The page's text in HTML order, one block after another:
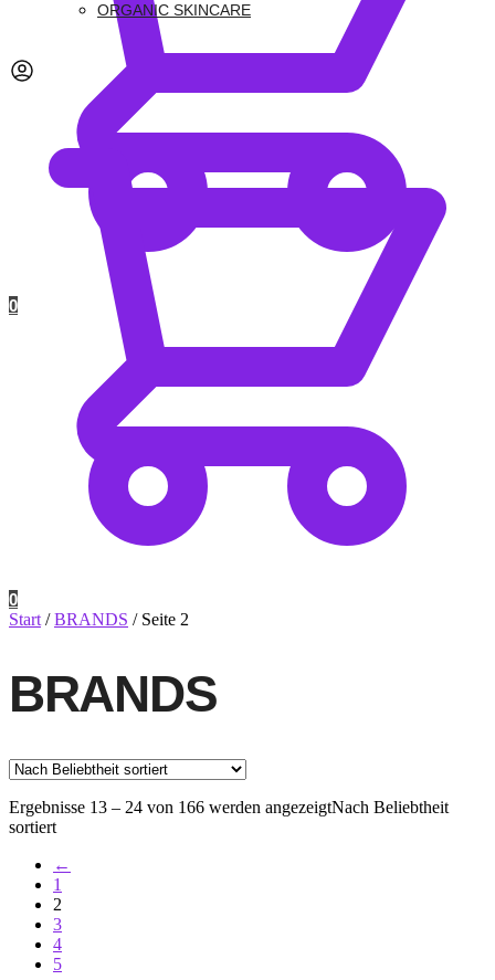
0
ORGANIC SKINCARE
0
Start /BRANDS / Seite 2
BRANDS
Ergebnisse 13 – 24 von 166 werden angezeigtNach Beliebtheit
sortiert
←
1
2
3
4
5